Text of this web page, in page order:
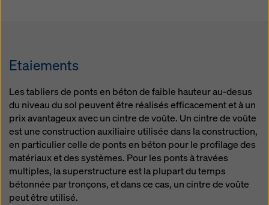
Etaiements
Les tabliers de ponts en béton de faible hauteur au-desus
du niveau du sol peuvent être réalisés efficacement et à un
prix avantageux avec un cintre de voûte. Un cintre de voûte
est une construction auxiliaire utilisée dans la construction,
en particulier celle de ponts en béton pour le profilage des
matériaux et des systèmes. Pour les ponts à travées
multiples, la superstructure est la plupart du temps
bétonnée par tronçons, et dans ce cas, un cintre de voûte
peut être utilisé.